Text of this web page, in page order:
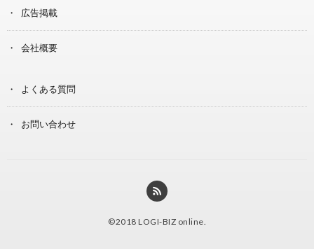
広告掲載
会社概要
よくある質問
お問い合わせ
©2018 LOGI-BIZ online